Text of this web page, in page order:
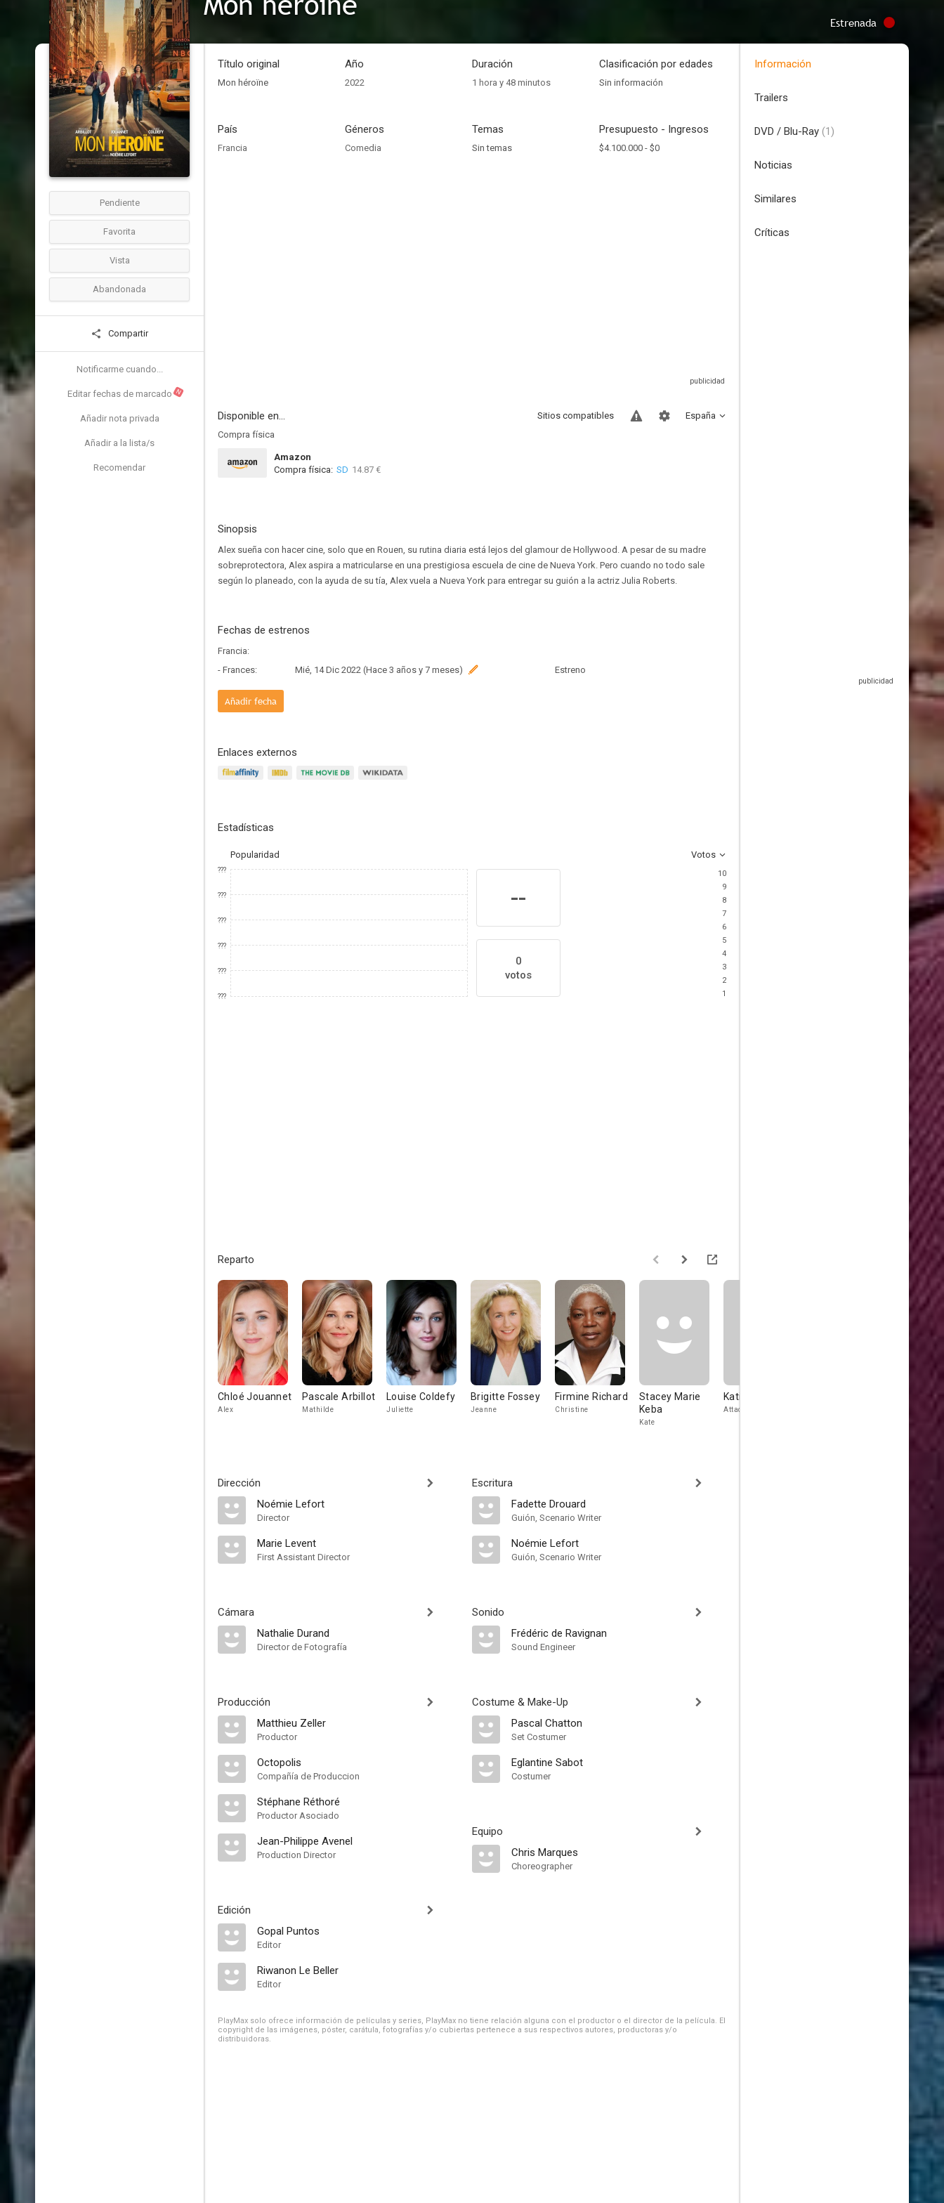
Estrenada
Pendiente
Favorita
Vista
Abandonada
Compartir
Notificarme cuando...
Editar fechas de marcado N
Añadir nota privada
Añadir a la lista/s
Recomendar
Título original
Mon héroïne
Año
2022
Duración
1 hora y 48 minutos
Clasificación por edades
Sin información
País
Francia
Géneros
Comedia
Temas
Sin temas
Presupuesto - Ingresos
$4.100.000 - $0
Disponible en... España
Sitios compatibles
Compra física
Amazon
Compra física: SD 14.87 €
Sinopsis
Alex sueña con hacer cine, solo que en Rouen, su rutina diaria está lejos del glamour de Hollywood. A pesar de su madre
sobreprotectora, Alex aspira a matricularse en una prestigiosa escuela de cine de Nueva York. Pero cuando no todo sale
según lo planeado, con la ayuda de su tía, Alex vuela a Nueva York para entregar su guión a la actriz Julia Roberts.
Fechas de estrenos
Francia:
- Frances:
Mié, 14 Dic 2022 (Hace 3 años y 7 meses) Estreno
Añadir fecha
Enlaces externos
Estadísticas
Popularidad Votos
???
???
???
???
???
???
--
0
votos
10
9
8
7
6
5
4
3
2
1
Reparto
Chloé Jouannet
Alex
Pascale Arbillot
Mathilde
Louise Coldefy
Juliette
Brigitte Fossey
Jeanne
Firmine Richard
Christine
Stacey Marie
Keba
Kate
Katie McGovern
Attachée de presse
Dirección
Noémie Lefort
Director
Marie Levent
First Assistant Director
Cámara
Nathalie Durand
Director de Fotografía
Producción
Matthieu Zeller
Productor
Octopolis
Compañía de Produccion
Stéphane Réthoré
Productor Asociado
Jean-Philippe Avenel
Production Director
Edición
Gopal Puntos
Editor
Riwanon Le Beller
Editor
Escritura
Fadette Drouard
Guión, Scenario Writer
Noémie Lefort
Guión, Scenario Writer
Sonido
Frédéric de Ravignan
Sound Engineer
Costume & Make-Up
Pascal Chatton
Set Costumer
Eglantine Sabot
Costumer
Equipo
Chris Marques
Choreographer
PlayMax solo ofrece información de películas y series, PlayMax no tiene relación alguna con el productor o el director de la película. El
copyright de las imágenes, póster, carátula, fotografías y/o cubiertas pertenece a sus respectivos autores, productoras y/o
distribuidoras.
Información
Trailers
DVD / Blu-Ray (1)
Noticias
Similares
Críticas